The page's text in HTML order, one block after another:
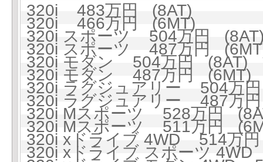
320i 483万円 (8AT)
320i 466万円 (6MT)
320i スポーツ 504万円
320i スポーツ 487万円
320i モダン 504万円 (8AT)
320i モダン 487万円 (6MT)
320i ラグジュアリー 504万
320i ラグジュアリー 487万
320i Mスポーツ 528万円
320i Mスポーツ 511万円
320i xドライブ 4WD 514万
320i xドライブ スポーツ